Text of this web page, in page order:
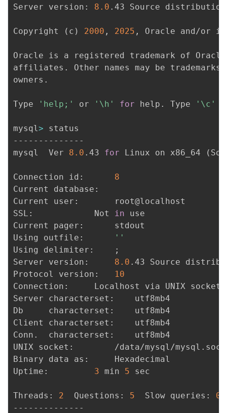
Server version: 8.0 .43 Source distribution
Copyright ( c ) 2000 , 2025 , Oracle and/or
Oracle is a registered trademark of
affiliates. Other names may be
owners.
Type 'help;' or '\h' for help. Type '\c'
mysql > status
--------------
mysql  Ver 8.0 .43 for Linux on x86_64 (
8
Current database:
Current user:		root@localhost
SSL:			Not
in use
Current pager:		stdout
''
;
8.0 .43 Source
10
Connection:		Localhost via UNIX socket
Server characterset:	utf8mb4
Db     characterset:	utf8mb4
Client characterset:	utf8mb4
Conn.  characterset:	utf8mb4
UNIX socket:		/data/mysql/mysql.sock
Binary data as:		Hexadecimal
3 min 5 sec
Threads: 2
  Questions:
5
  Slow queries:
0
--------------